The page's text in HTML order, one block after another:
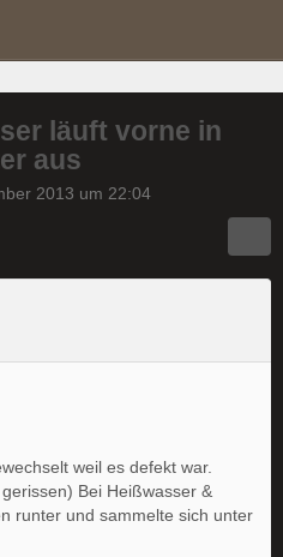
läuft vorne in
aus
2013 um 22:04
weil es defekt war.
Bei Heißwasser &
runter und sammelte sich unter